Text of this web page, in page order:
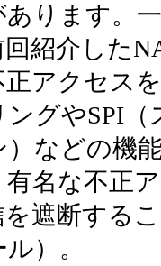
ります。
紹介した
正アクセス
ングやSPI
）などの機
有名な不正
遮断する
）。